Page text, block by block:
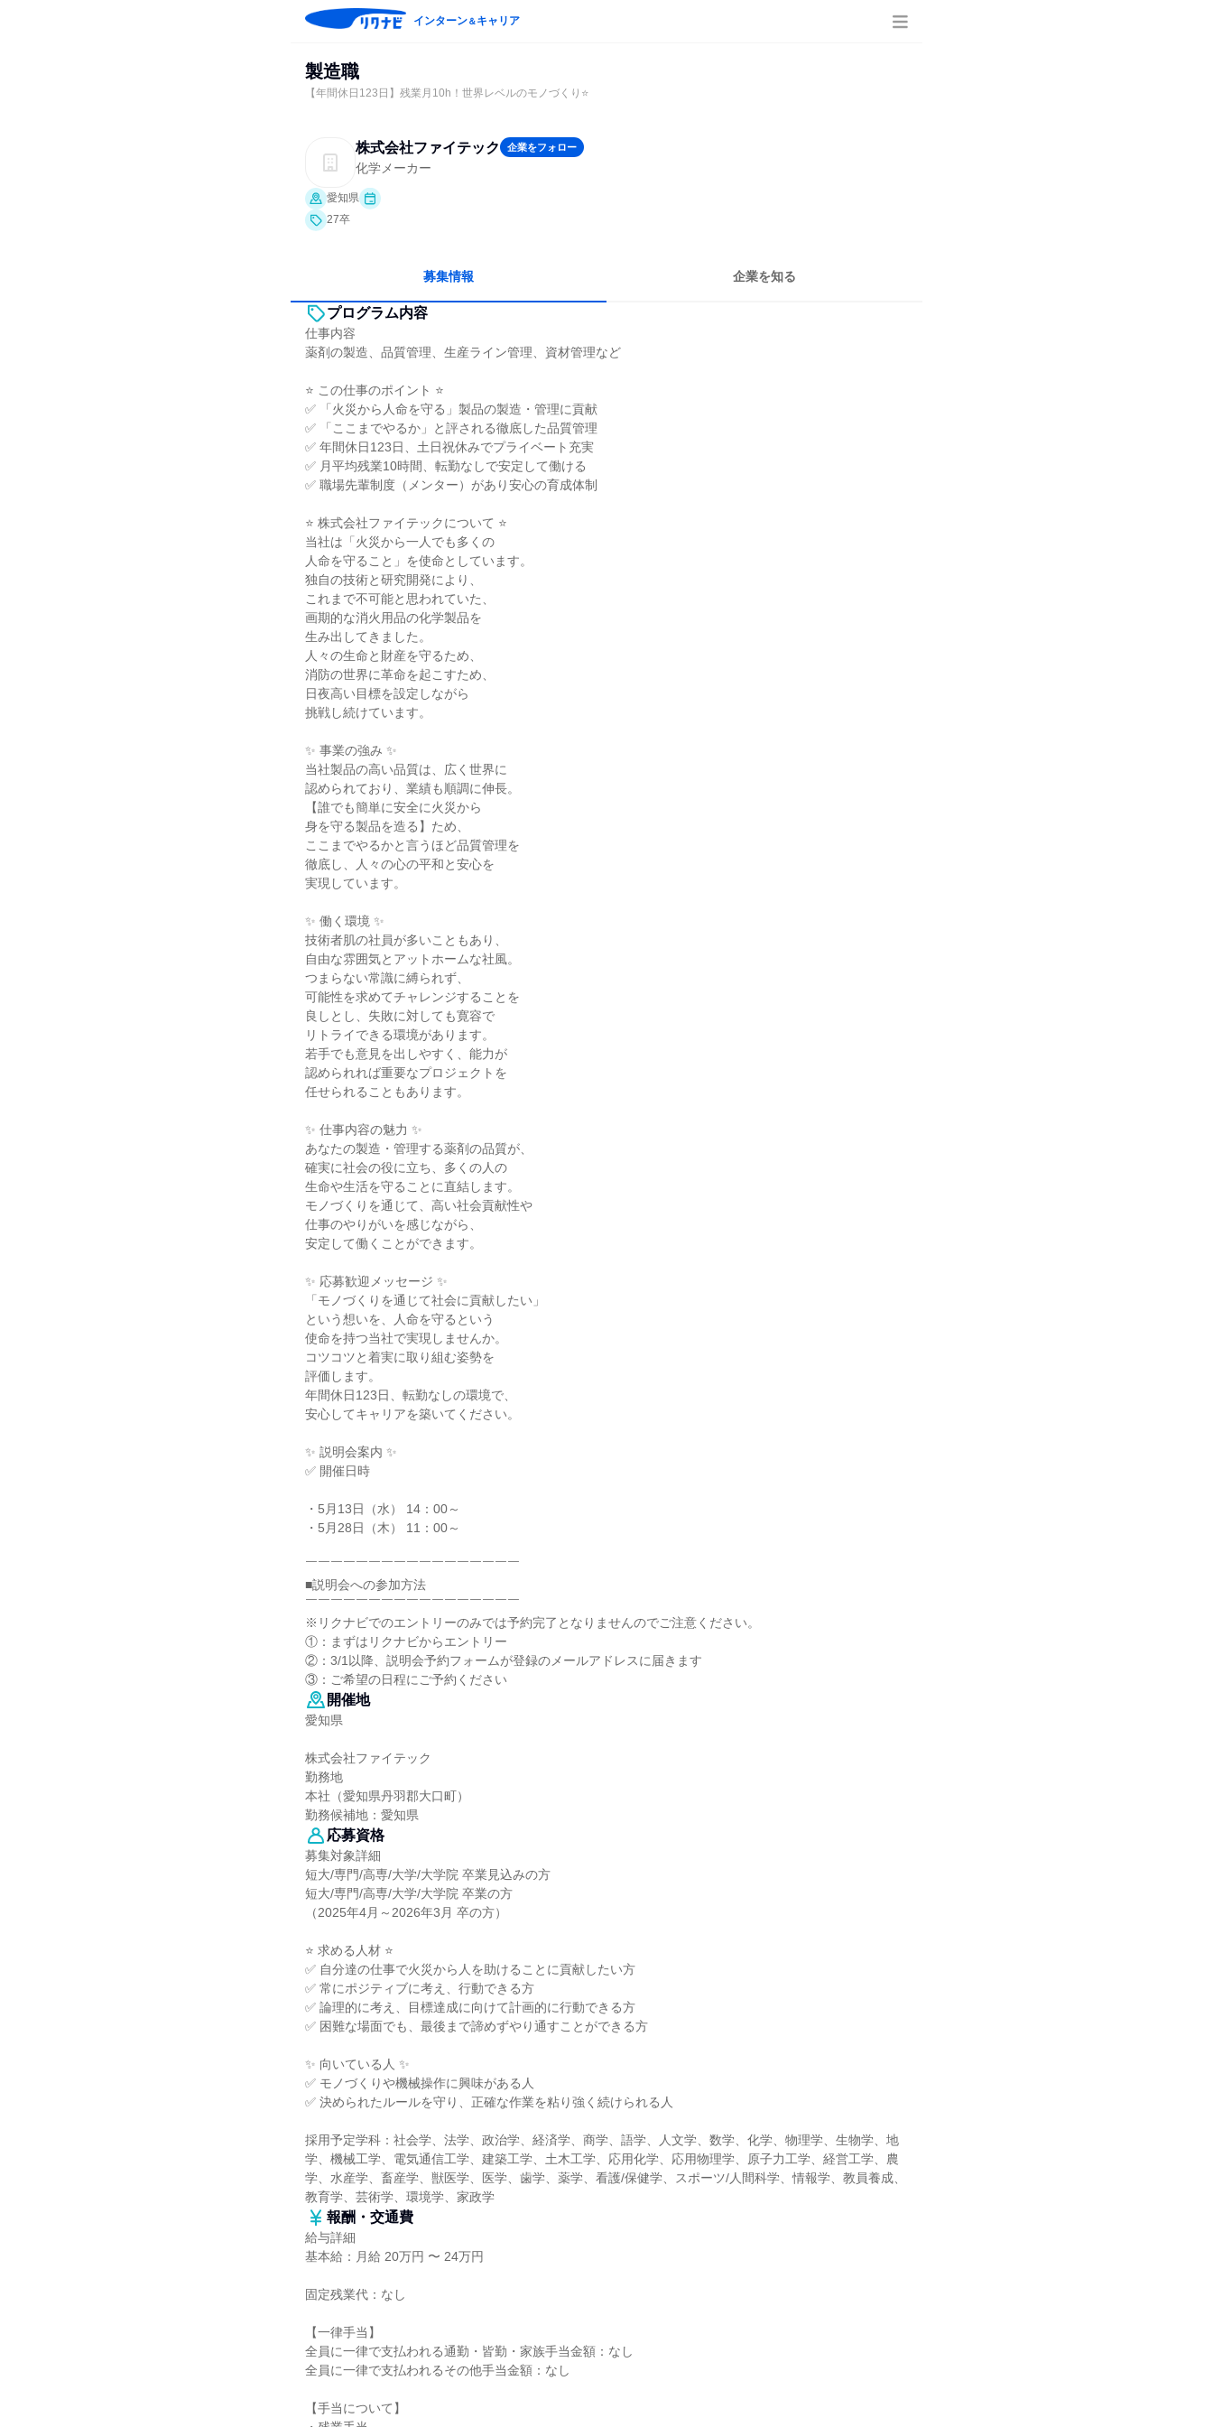
インターン＆キャリア
製造職
【年間休日123日】残業月10h！世界レベルのモノづくり⭐
株式会社ファイテック 企業をフォロー
化学メーカー
愛知県
27卒
募集情報 企業を知る
プログラム内容
仕事内容
薬剤の製造、品質管理、生産ライン管理、資材管理など
⭐ この仕事のポイント ⭐
✅ 「火災から人命を守る」製品の製造・管理に貢献
✅ 「ここまでやるか」と評される徹底した品質管理
✅ 年間休日123日、土日祝休みでプライベート充実
✅ 月平均残業10時間、転勤なしで安定して働ける
✅ 職場先輩制度（メンター）があり安心の育成体制
⭐ 株式会社ファイテックについて ⭐
当社は「火災から一人でも多くの
人命を守ること」を使命としています。
独自の技術と研究開発により、
これまで不可能と思われていた、
画期的な消火用品の化学製品を
生み出してきました。
人々の生命と財産を守るため、
消防の世界に革命を起こすため、
日夜高い目標を設定しながら
挑戦し続けています。
✨ 事業の強み ✨
当社製品の高い品質は、広く世界に
認められており、業績も順調に伸長。
【誰でも簡単に安全に火災から
身を守る製品を造る】ため、
ここまでやるかと言うほど品質管理を
徹底し、人々の心の平和と安心を
実現しています。
✨ 働く環境 ✨
技術者肌の社員が多いこともあり、
自由な雰囲気とアットホームな社風。
つまらない常識に縛られず、
可能性を求めてチャレンジすることを
良しとし、失敗に対しても寛容で
リトライできる環境があります。
若手でも意見を出しやすく、能力が
認められれば重要なプロジェクトを
任せられることもあります。
✨ 仕事内容の魅力 ✨
あなたの製造・管理する薬剤の品質が、
確実に社会の役に立ち、多くの人の
生命や生活を守ることに直結します。
モノづくりを通じて、高い社会貢献性や
仕事のやりがいを感じながら、
安定して働くことができます。
✨ 応募歓迎メッセージ ✨
「モノづくりを通じて社会に貢献したい」
という想いを、人命を守るという
使命を持つ当社で実現しませんか。
コツコツと着実に取り組む姿勢を
評価します。
年間休日123日、転勤なしの環境で、
安心してキャリアを築いてください。
✨ 説明会案内 ✨
✅ 開催日時
・5月13日（水） 14：00～
・5月28日（木） 11：00～
￣￣￣￣￣￣￣￣￣￣￣￣￣￣￣￣￣
■説明会への参加方法
￣￣￣￣￣￣￣￣￣￣￣￣￣￣￣￣￣
※リクナビでのエントリーのみでは予約完了となりませんのでご注意ください。
①：まずはリクナビからエントリー
②：3/1以降、説明会予約フォームが登録のメールアドレスに届きます
③：ご希望の日程にご予約ください
開催地
愛知県
株式会社ファイテック
勤務地
本社（愛知県丹羽郡大口町）
勤務候補地：愛知県
応募資格
募集対象詳細
短大/専門/高専/大学/大学院 卒業見込みの方
短大/専門/高専/大学/大学院 卒業の方
（2025年4月～2026年3月 卒の方）
⭐ 求める人材 ⭐
✅ 自分達の仕事で火災から人を助けることに貢献したい方
✅ 常にポジティブに考え、行動できる方
✅ 論理的に考え、目標達成に向けて計画的に行動できる方
✅ 困難な場面でも、最後まで諦めずやり通すことができる方
✨ 向いている人 ✨
✅ モノづくりや機械操作に興味がある人
✅ 決められたルールを守り、正確な作業を粘り強く続けられる人
採用予定学科：社会学、法学、政治学、経済学、商学、語学、人文学、数学、化学、物理学、生物学、地
学、機械工学、電気通信工学、建築工学、土木工学、応用化学、応用物理学、原子力工学、経営工学、農
学、水産学、畜産学、獣医学、医学、歯学、薬学、看護/保健学、スポーツ/人間科学、情報学、教員養成、
教育学、芸術学、環境学、家政学
報酬・交通費
給与詳細
基本給：月給 20万円 〜 24万円
固定残業代：なし
【一律手当】
全員に一律で支払われる通勤・皆勤・家族手当金額：なし
全員に一律で支払われるその他手当金額：なし
【手当について】